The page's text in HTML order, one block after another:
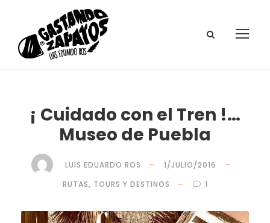
¡ Cuidado con el Tren !…
Museo de Puebla
LUIS EDUARDO ROS
1/JULIO/2016
RUTAS, TOURS Y DESTINOS
1